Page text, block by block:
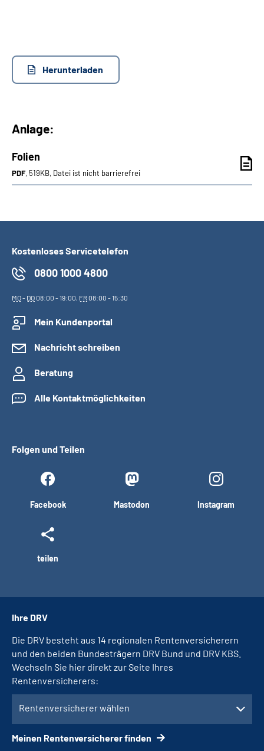
Herunterladen
Anlage:
Folien
PDF, 519KB, Datei ist nicht barrierefrei
Kostenloses Servicetelefon
0800 1000 4800
MO- DO08:00 - 19:00, FR08:00 - 15:30
Mein Kundenportal
Nachricht schreiben
Beratung
Alle Kontaktmöglichkeiten
Folgen und Teilen
Facebook Mastodon Instagram
teilen
Ihre DRV
Die DRV besteht aus 14 regionalen Rentenversicherern
und den beiden Bundesträgern DRV Bund und DRV KBS.
Wechseln Sie hier direkt zur Seite Ihres
Rentenversicherers:
Rentenversicherer wählen
Meinen Rentenversicherer finden